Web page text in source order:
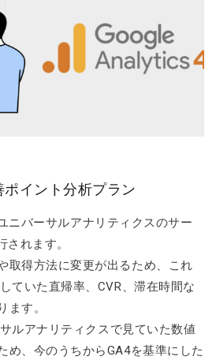
イント分析プラン
ニバーサルアナリティクスのサー
されます。
取得方法に変更が出るため、これ
ていた直帰率、CVR、滞在時間な
ます。
ルアナリティクスで見ていた数値
め、今のうちからGA4を基準にした